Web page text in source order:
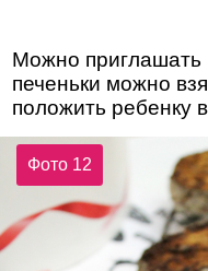
Можно приглашать
печеньки можно
положить ребенку
Фото 12